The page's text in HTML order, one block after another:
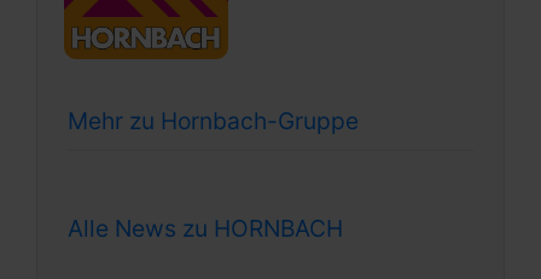
Mehr zu Hornbach-Gruppe
Alle News zu HORNBACH